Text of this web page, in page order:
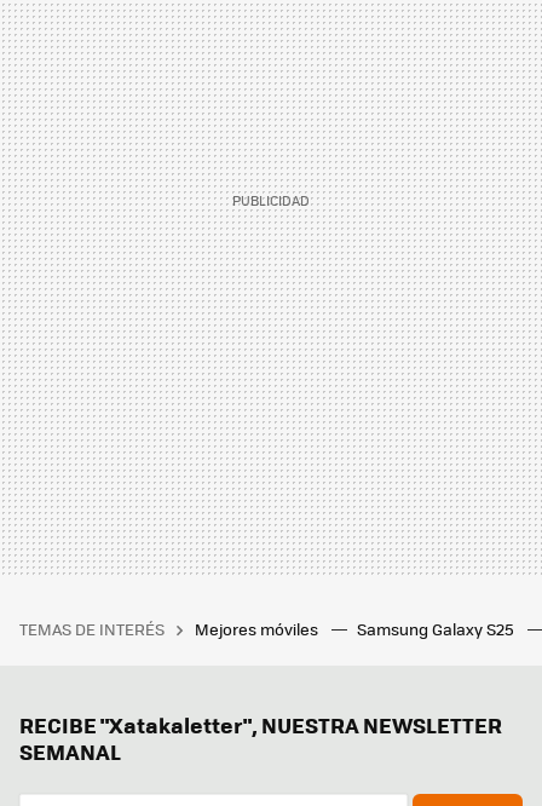
TEMAS DE INTERÉS Mejores móviles Samsung Galaxy S25
RECIBE "Xatakaletter", NUESTRA NEWSLETTER
SEMANAL